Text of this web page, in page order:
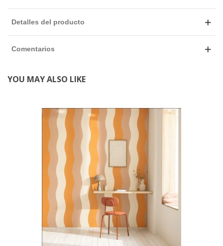
Detalles del producto
Comentarios
YOU MAY ALSO LIKE